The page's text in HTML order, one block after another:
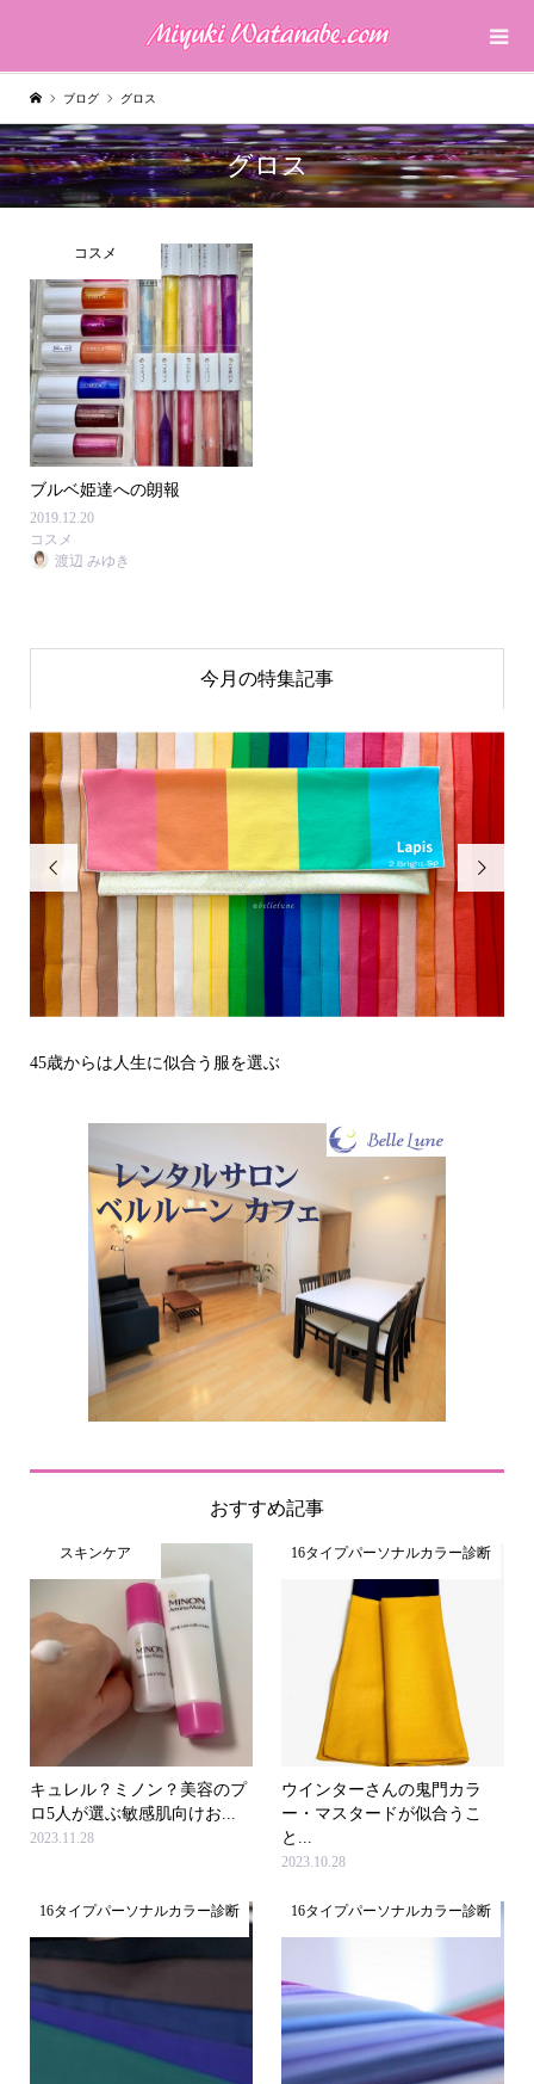
ブログ グロス
グロス
コスメ
ブルベ姫達への朗報
2019.12.20
コスメ
渡辺 みゆき
今月の特集記事

その立場で信頼される見た目にするには？〜予告

おすすめ記事
スキンケア
キュレル？ミノン？美容のプ
ロ5人が選ぶ敏感肌向けお...
2023.11.28
16タイプパーソナルカラー診断
ウインターさんの鬼門カラ
ー・マスタードが似合うこ
と...
2023.10.28
16タイプパーソナルカラー診断 16タイプパーソナルカラー診断